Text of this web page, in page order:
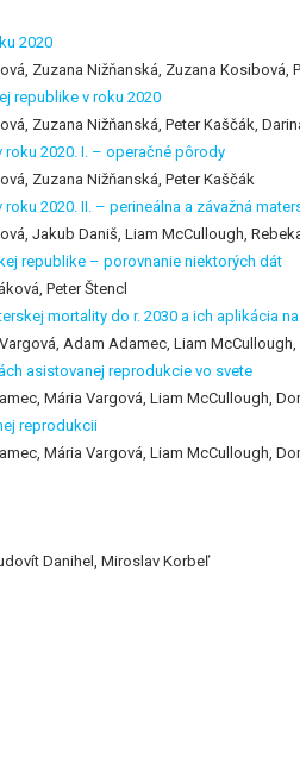
2020
Zuzana Nižňanská, Zuzana Kosibová,
republike v roku 2020
Zuzana Nižňanská, Peter Kaščák,
2020. I. – operačné pôrody
Zuzana Nižňanská, Peter Kaščák
2020. II. – perineálna a závažná
Jakub Daniš, Liam McCullough,
republike – porovnanie niektorých dát
Peter Štencl
mortality do r. 2030 a ich aplikácia
Adam Adamec, Liam
asistovanej reprodukcie vo svete
Mária Vargová, Liam McCullough,
reprodukcii
Mária Vargová, Liam McCullough,
Danihel, Miroslav Korbeľ